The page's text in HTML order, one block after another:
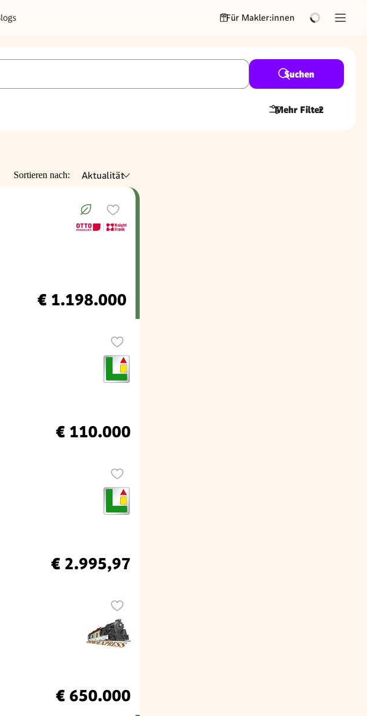
Für Makler:innen
Suchen
Mehr Filter
2
Sortieren nach: Aktualität
€ 1.198.000
€ 110.000
€ 2.995,97
€ 650.000